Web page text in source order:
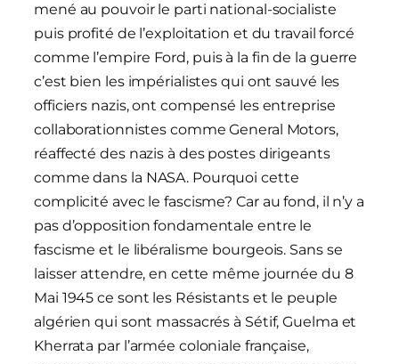
mené au pouvoir le parti national-socialiste
puis profité de l’exploitation et du travail forcé
comme l’empire Ford, puis à la fin de la guerre
c’est bien les impérialistes qui ont sauvé les
officiers nazis, ont compensé les entreprise
collaborationnistes comme General Motors,
réaffecté des nazis à des postes dirigeants
comme dans la NASA. Pourquoi cette
complicité avec le fascisme? Car au fond, il n’y a
pas d’opposition fondamentale entre le
fascisme et le libéralisme bourgeois. Sans se
laisser attendre, en cette même journée du 8
Mai 1945 ce sont les Résistants et le peuple
algérien qui sont massacrés à Sétif, Guelma et
Kherrata par l’armée coloniale française,